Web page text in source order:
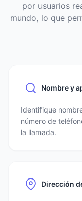
por usuarios
mundo, lo que
Nombre y
Identifique
número de
la llamada.
Dirección